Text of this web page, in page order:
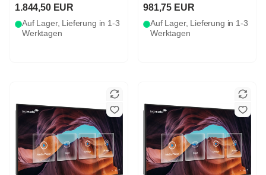
1.844,50 EUR
Auf Lager, Lieferung in 1-3
Werktagen
981,75 EUR
Auf Lager, Lieferung in 1-3
Werktagen